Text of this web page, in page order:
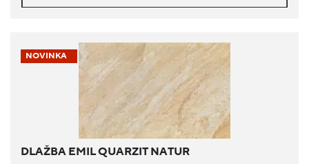
NOVINKA
DLAŽBA EMIL QUARZIT NATUR